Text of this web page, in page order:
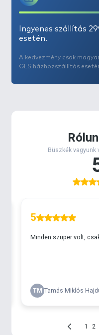
Ingyenes szállítás
esetén.
A kedvezmény csak
GLS házhozszállítás